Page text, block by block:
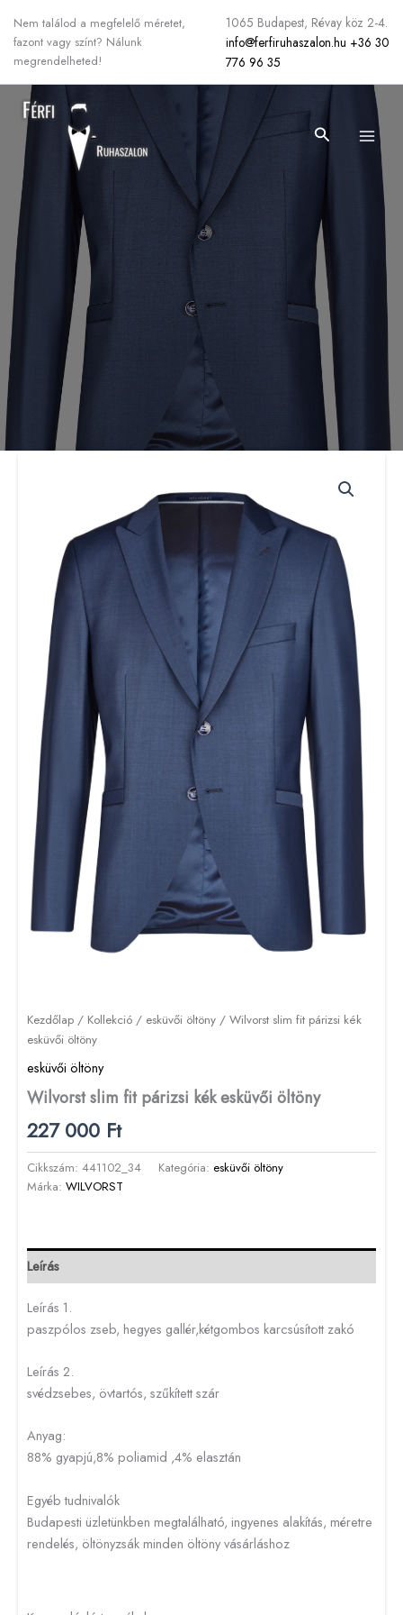
Nem találod a megfelelő méretet,
fazont vagy színt? Nálunk
megrendelheted!
1065 Budapest, Révay köz 2-4.
info@ferfiruhaszalon.hu +36 30
776 96 35
Search
Kezdőlap / Kollekció / esküvői öltöny / Wilvorst slim fit párizsi kék
esküvői öltöny
esküvői öltöny
Wilvorst slim fit párizsi kék esküvői öltöny
227 000 Ft
Cikkszám: 441102_34 Kategória: esküvői öltöny
Márka: WILVORST
Leírás
Leírás 1.
paszpólos zseb, hegyes gallér,kétgombos karcsúsított zakó
Leírás 2.
svédzsebes, övtartós, szűkített szár
Anyag:
88% gyapjú,8% poliamid ,4% elasztán
Egyéb tudnivalók
Budapesti üzletünkben megtalálható, ingyenes alakítás, méretre
rendelés, öltönyzsák minden öltöny vásárláshoz